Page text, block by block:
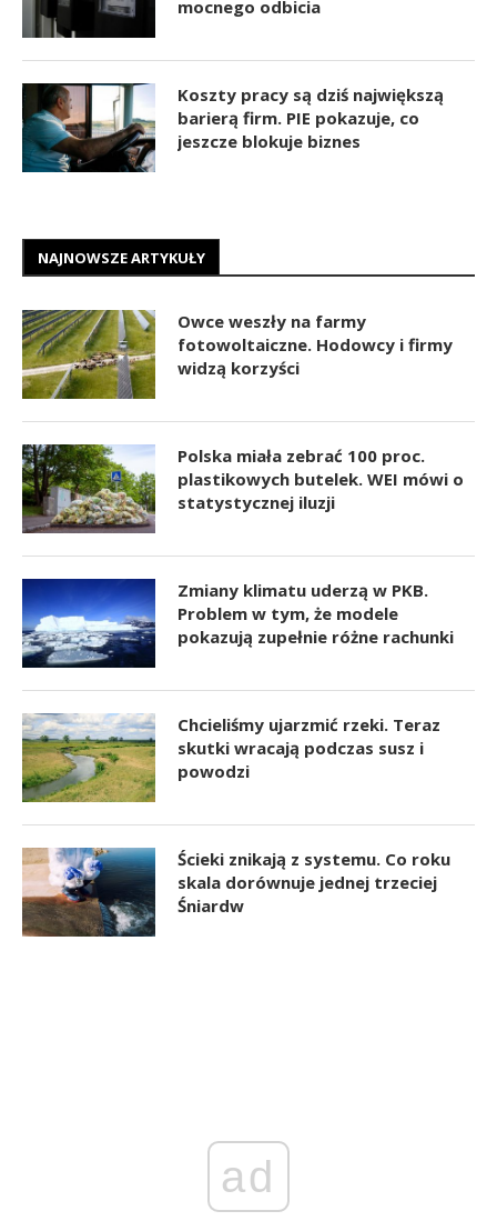
mocnego odbicia
Koszty pracy są dziś największą
barierą firm. PIE pokazuje, co
jeszcze blokuje biznes
NAJNOWSZE ARTYKUŁY
Owce weszły na farmy
fotowoltaiczne. Hodowcy i firmy
widzą korzyści
Polska miała zebrać 100 proc.
plastikowych butelek. WEI mówi o
statystycznej iluzji
Zmiany klimatu uderzą w PKB.
Problem w tym, że modele
pokazują zupełnie różne rachunki
Chcieliśmy ujarzmić rzeki. Teraz
skutki wracają podczas susz i
powodzi
Ścieki znikają z systemu. Co roku
skala dorównuje jednej trzeciej
Śniardw
ad